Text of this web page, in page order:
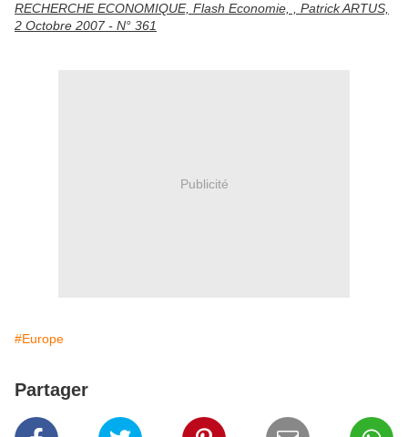
RECHERCHE ECONOMIQUE, Flash Economie, , Patrick ARTUS,
2 Octobre 2007 - N° 361
Publicité
#Europe
Partager